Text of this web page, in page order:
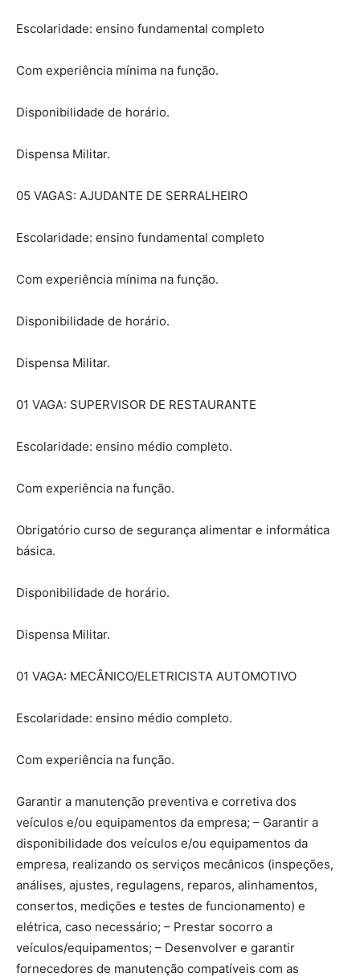
Escolaridade: ensino fundamental completo
Com experiência mínima na função.
Disponibilidade de horário.
Dispensa Militar.
05 VAGAS: AJUDANTE DE SERRALHEIRO
Escolaridade: ensino fundamental completo
Com experiência mínima na função.
Disponibilidade de horário.
Dispensa Militar.
01 VAGA: SUPERVISOR DE RESTAURANTE
Escolaridade: ensino médio completo.
Com experiência na função.
Obrigatório curso de segurança alimentar e informática
básica.
Disponibilidade de horário.
Dispensa Militar.
01 VAGA: MECÂNICO/ELETRICISTA AUTOMOTIVO
Escolaridade: ensino médio completo.
Com experiência na função.
Garantir a manutenção preventiva e corretiva dos
veículos e/ou equipamentos da empresa; – Garantir a
disponibilidade dos veículos e/ou equipamentos da
empresa, realizando os serviços mecânicos (inspeções,
análises, ajustes, regulagens, reparos, alinhamentos,
consertos, medições e testes de funcionamento) e
elétrica, caso necessário; – Prestar socorro a
veículos/equipamentos; – Desenvolver e garantir
fornecedores de manutenção compatíveis com as